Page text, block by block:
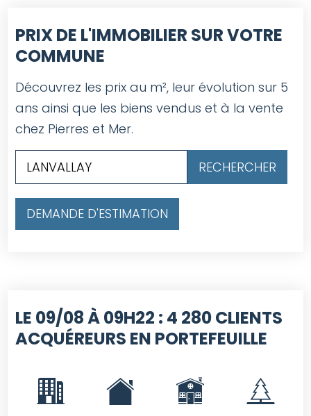
PRIX DE L'IMMOBILIER SUR VOTRE
COMMUNE
Découvrez les prix au m², leur évolution sur 5
ans ainsi que les biens vendus et à la vente
chez Pierres et Mer.
DEMANDE D'ESTIMATION
LE 09/08 À 09H22 : 4 280 CLIENTS
ACQUÉREURS EN PORTEFEUILLE